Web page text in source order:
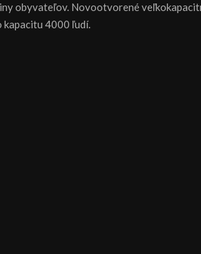
obyvateľov. Novootvorené
kapacitu 4000 ľudí.